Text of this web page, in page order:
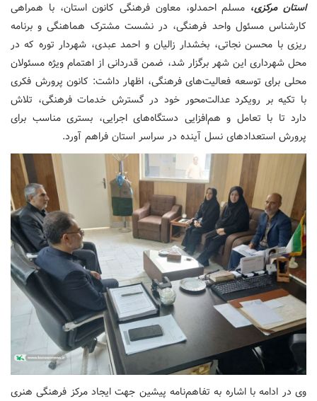
استان مرکزی، مسلم احمدلو، معاون فرهنگی کانون استان، با همراهی
کارشناس مسئول واحد فرهنگی، در نشست مشترک هماهنگی و برنامه
ریزی با محسن نجاتی، بخشدار زالیان و احمد عبدی، شهردار توره که در
محل شهرداری این شهر برگزار شد، ضمن قدردانی از اهتمام ویژه مسئولان
محلی برای توسعه فعالیت‌های فرهنگی، اظهار داشت: کانون پرورش فکری
با تکیه بر رویکرد عدالت‌محور خود در گسترش خدمات فرهنگی، تلاش
دارد تا با تعامل و هم‌افزایی دستگاه‌های اجرایی، بستری مناسب برای
پرورش استعدادهای نسل آینده در سراسر استان فراهم آورد.
وی در ادامه با اشاره به تفاهم‌نامه پیشین جهت ایجاد مرکز فرهنگی هنری